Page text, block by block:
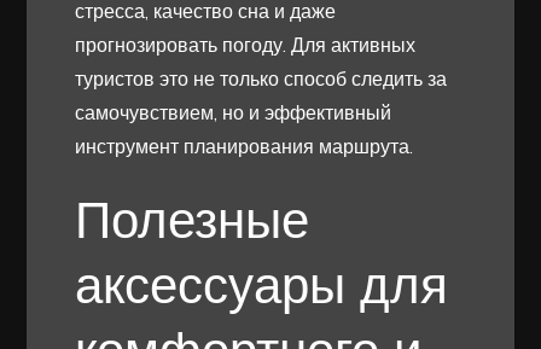
стресса, качество сна и даже
прогнозировать погоду. Для активных
туристов это не только способ следить за
самочувствием, но и эффективный
инструмент планирования маршрута.
Полезные
аксессуары для